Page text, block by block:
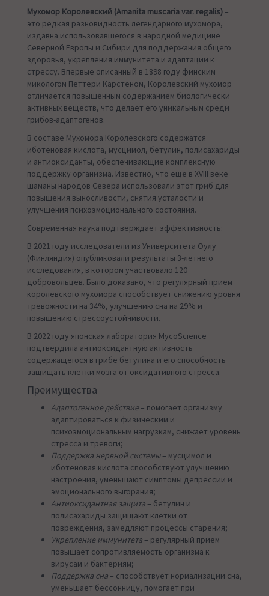
Мухомор Королевский (Amanita muscaria var. regalis) –
это редкая разновидность легендарного мухомора,
издавна использовавшегося в народной медицине
Северной Европы и Сибири для поддержания общего
здоровья, укрепления иммунитета и адаптации к
стрессу. Впервые описанный в 1898 году финским
микологом Петтери Карстеном, Королевский мухомор
отличается повышенным содержанием биологически
активных веществ, что делает его уникальным среди
грибов-адаптогенов.
В составе Мухомора Королевского содержатся
иботеновая кислота, мусцимол, бетулин, полисахариды
и антиоксиданты, обеспечивающие комплексную
поддержку организма. Известно, что еще в XVIII веке
шаманы народов Севера использовали этот гриб для
повышения выносливости, снятия усталости и
улучшения психоэмоционального состояния.
Современная наука подтверждает эффективность:
В 2021 году исследователи из Университета Оулу
(Финляндия) опубликовали результаты 3-летнего
исследования, в котором участвовало 120
добровольцев. Было доказано, что регулярный прием
королевского мухомора способствует снижению уровня
тревожности на 34%, улучшению сна на 29% и
повышению стрессоустойчивости.
В 2022 году японская лаборатория MycoScience
подтвердила антиоксидантную активность
содержащегося в грибе бетулина и его способность
защищать клетки мозга от оксидативного стресса.
Преимущества
Адаптогенное действие– помогает организму
адаптироваться к физическим и
психоэмоциональным нагрузкам, снижает уровень
стресса и тревоги;
Поддержка нервной системы– мусцимол и
иботеновая кислота способствуют улучшению
настроения, уменьшают симптомы депрессии и
эмоционального выгорания;
Антиоксидантная защита – бетулин и
полисахариды защищают клетки от
повреждения, замедляют процессы старения;
Укрепление иммунитета – регулярный прием
повышает сопротивляемость организма к
вирусам и бактериям;
Поддержка сна – способствует нормализации сна,
уменьшает бессонницу, помогает при